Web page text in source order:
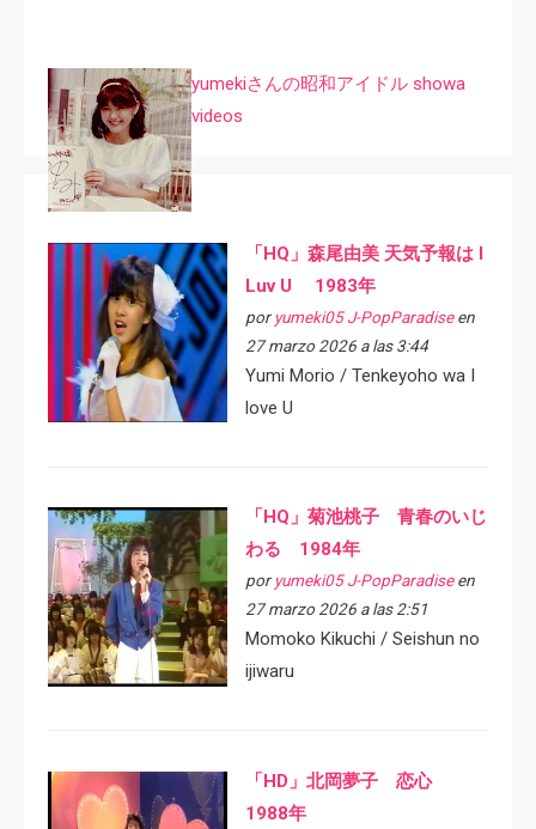
yumekiさんの昭和アイドル showa
videos
「HQ」森尾由美 天気予報は I
Luv U 1983年
por yumeki05 J-PopParadiseen
27 marzo 2026 a las 3:44
Yumi Morio / Tenkeyoho wa I
love U
「HQ」菊池桃子 青春のいじ
わる 1984年
por yumeki05 J-PopParadiseen
27 marzo 2026 a las 2:51
Momoko Kikuchi / Seishun no
ijiwaru
「HD」北岡夢子 恋心
1988年